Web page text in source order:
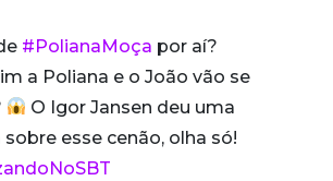
#PolianaMoça por aí?
a Poliana e o João vão se
O Igor Jansen deu uma
esse cenão, olha só!